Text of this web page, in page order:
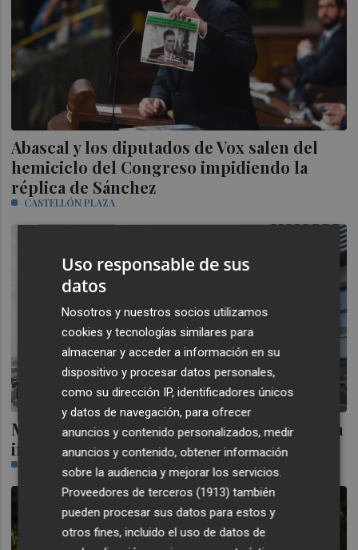
Abascal y los diputados de Vox salen del
hemiciclo del Congreso impidiendo la
réplica de Sánchez
CASTELLÓN PLAZA
Molde Azul celebra 25 años al servicio de la
industria cerámica
Uso responsable de sus
datos
Nosotros y nuestros socios utilizamos
cookies y tecnologías similares para
almacenar y acceder a información en su
dispositivo y procesar datos personales,
como su dirección IP, identificadores únicos
y datos de navegación, para ofrecer
anuncios y contenido personalizados, medir
anuncios y contenido, obtener información
sobre la audiencia y mejorar los servicios.
Proveedores de terceros (1913) también
pueden procesar sus datos para estos y
otros fines, incluido el uso de datos de